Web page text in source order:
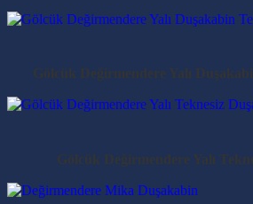
Gölcük Değirmendere Yalı
Gölcük Değirmendere Yalı